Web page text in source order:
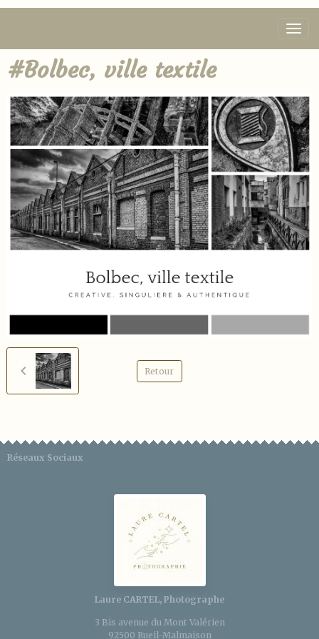
#Bolbec, ville textile
Retour
Réseaux Sociaux
Laure CARTEL, Photographe
3 Bis avenue du Mont Valérien
92500 Rueil-Malmaison